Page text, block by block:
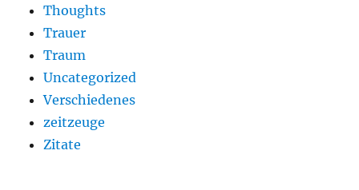
Thoughts
Trauer
Traum
Uncategorized
Verschiedenes
zeitzeuge
Zitate